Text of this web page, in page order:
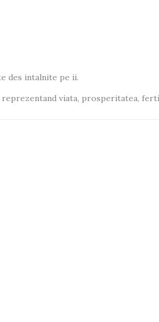
des intalnite pe ii.
viata, prosperitatea,